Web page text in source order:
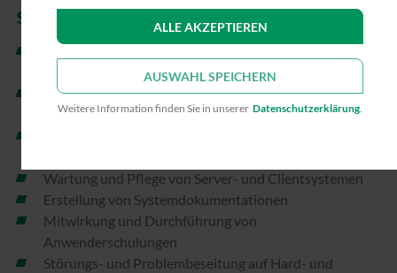
SCHWERPUNKTE
im Bereich der IT-Infrastruktur
Beschaffung und Installation von
Netzwerkkomponenten, Druckern, Clients und Servern
Wartung und Pflege von Server- und Clientsystemen
Erstellung von Systemdokumentationen
Mitwirkung und Durchführung von
Anwenderschulungen
Störungs- und Problembeseitung auf Hard- und
ALLE AKZEPTIEREN
AUSWAHL SPEICHERN
Weitere Information finden Sie in unserer Datenschutzerklärung